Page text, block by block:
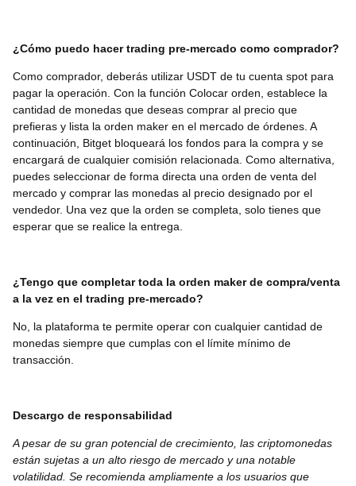
¿Cómo puedo hacer trading pre-mercado como comprador?
Como comprador, deberás utilizar USDT de tu cuenta spot para
pagar la operación. Con la función Colocar orden, establece la
cantidad de monedas que deseas comprar al precio que
prefieras y lista la orden maker en el mercado de órdenes. A
continuación, Bitget bloqueará los fondos para la compra y se
encargará de cualquier comisión relacionada. Como alternativa,
puedes seleccionar de forma directa una orden de venta del
mercado y comprar las monedas al precio designado por el
vendedor. Una vez que la orden se completa, solo tienes que
esperar que se realice la entrega.
¿Tengo que completar toda la orden maker de compra/venta
a la vez en el trading pre-mercado?
No, la plataforma te permite operar con cualquier cantidad de
monedas siempre que cumplas con el límite mínimo de
transacción.
Descargo de responsabilidad
A pesar de su gran potencial de crecimiento, las criptomonedas
están sujetas a un alto riesgo de mercado y una notable
volatilidad. Se recomienda ampliamente a los usuarios que